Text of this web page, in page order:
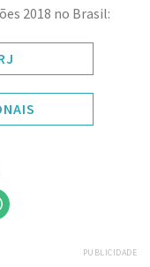
2018 no Brasil:
PUBLICIDADE